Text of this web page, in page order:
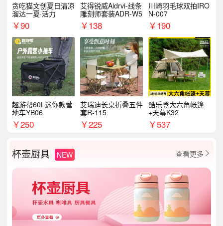
贪吃猫文创夏日清凉
溜达一夏·活力
￥90
艾得锐威Aidrvi-线条
雕刻师套装ADR-W5
￥138
川崎羽毛球双拍IRO
N-007
￥190
趣游帮60L迷你款营
地车YB06
￥250
艾瑞迪长桌折叠五件
套R-115
￥225
酷乐登大六角帐篷
+天幕K32
￥537
杯壶厨具 NEW 查看更多 